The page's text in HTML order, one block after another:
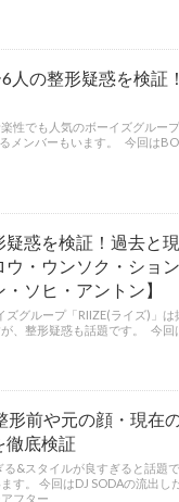
人の整形疑惑を検証
性でも人気のボーイズグルー
メンバーもいます。 今回は
惑を検証！過去と
・ウンソク・ショ
ソヒ・アントン】
グループ「RIIZE(ライズ)」は
、整形疑惑も話題です。 今回
形前や元の顔・現在
徹底検証
&スタイルが良すぎると話題
す。 今回はDJ SODAの流出し
フター